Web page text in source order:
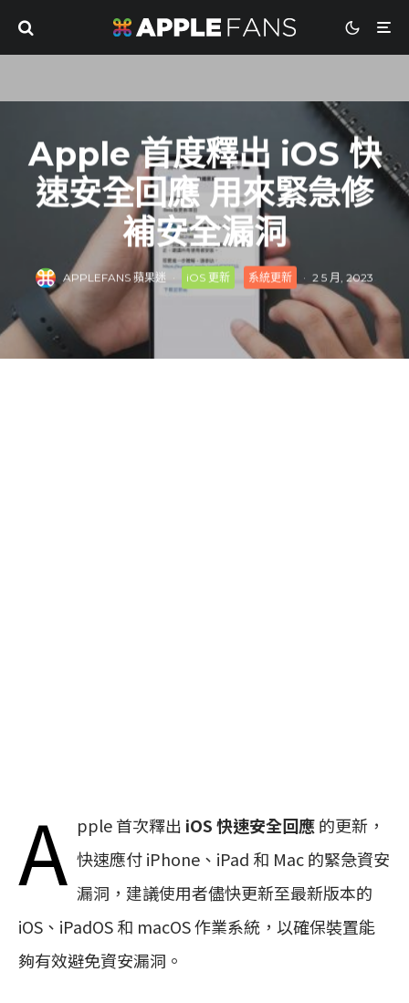
Apple 首度釋出 iOS 快
速安全回應 用來緊急修
補安全漏洞
APPLEFANS 蘋果迷 · iOS 更新 系統更新 · 2 5 月, 2023
A pple 首次釋出 iOS 快速安全回應的更新，
快速應付 iPhone、iPad 和 Mac 的緊急資安
漏洞，建議使用者儘快更新至最新版本的
iOS、iPadOS 和 macOS 作業系統，以確保裝置能
夠有效避免資安漏洞。